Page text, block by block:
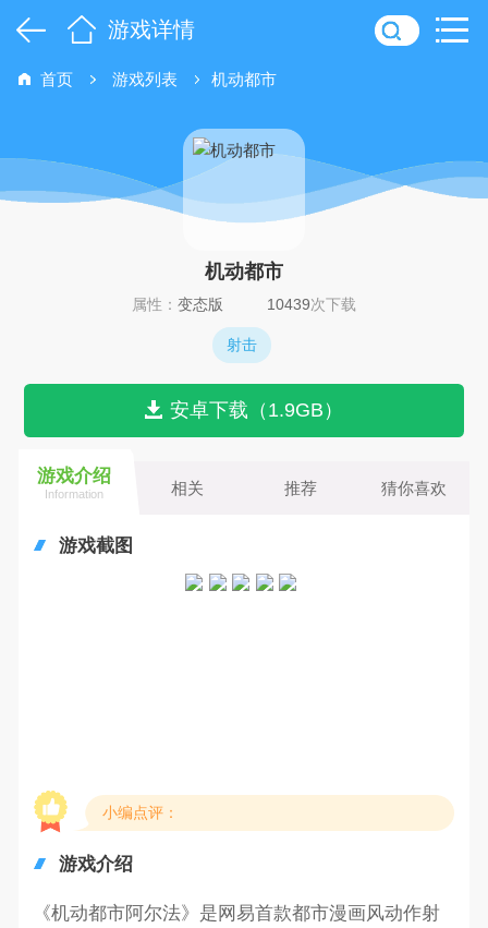
游戏详情
首页 游戏列表 机动都市
机动都市
属性： 变态版 10439次下载
射击
安卓下载（1.9GB）
游戏介绍
Information 相关 推荐 猜你喜欢
游戏截图
小编点评：
游戏介绍
《机动都市阿尔法》是网易首款都市漫画风动作射